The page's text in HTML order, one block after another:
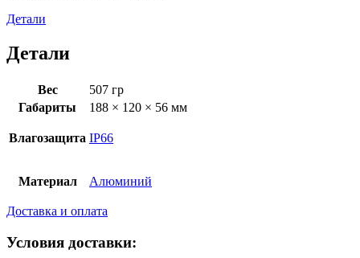
Детали
Детали
Вес
507 гр
Габариты
188 × 120 × 56 мм
Влагозащита IP66
Материал Алюминий
Доставка и оплата
Условия доставки: